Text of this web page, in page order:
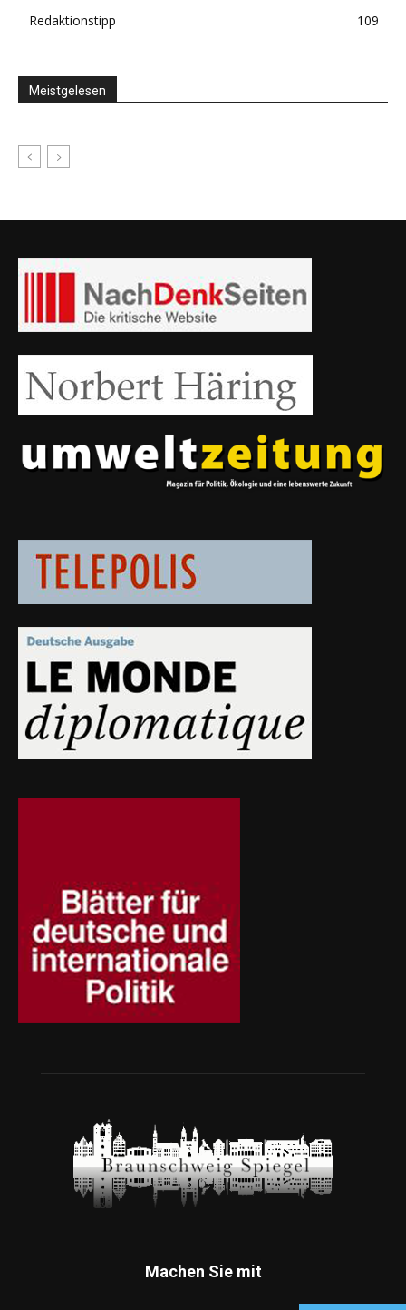
Redaktionstipp
109
Meistgelesen
Machen Sie mit